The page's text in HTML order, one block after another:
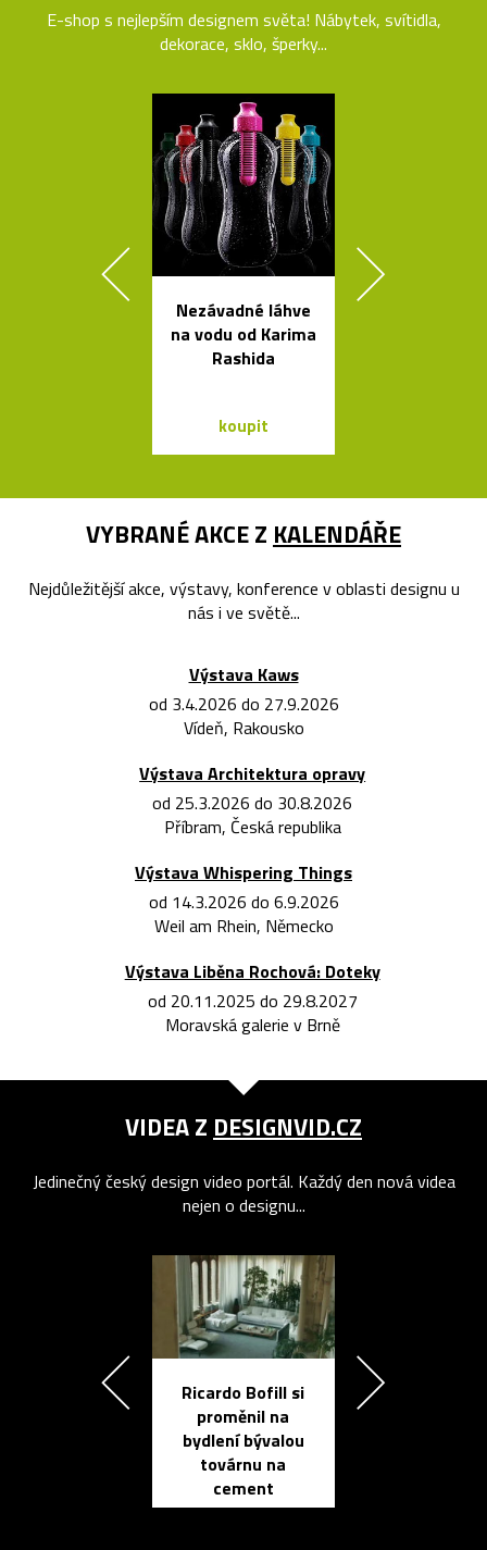
E-shop s nejlepším designem světa! Nábytek, svítidla,
dekorace, sklo, šperky...
Nezávadné láhve
na vodu od Karima
Rashida
koupit
VYBRANÉ AKCE Z KALENDÁŘE
Nejdůležitější akce, výstavy, konference v oblasti designu u
nás i ve světě...
Výstava Kaws
od 3.4.2026 do 27.9.2026
Vídeň, Rakousko
Výstava Architektura opravy
od 25.3.2026 do 30.8.2026
Příbram, Česká republika
Výstava Whispering Things
od 14.3.2026 do 6.9.2026
Weil am Rhein, Německo
Výstava Liběna Rochová: Doteky
od 20.11.2025 do 29.8.2027
Moravská galerie v Brně
VIDEA Z DESIGNVID.CZ
Jedinečný český design video portál. Každý den nová videa
nejen o designu...
Ricardo Bofill si
proměnil na
bydlení bývalou
továrnu na
cement